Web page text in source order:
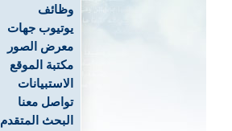
وظائف
يوتيوب جهات
معرض الصور
مكتبة الموقع
الاستبيانات
تواصل معنا
البحث المتقدم